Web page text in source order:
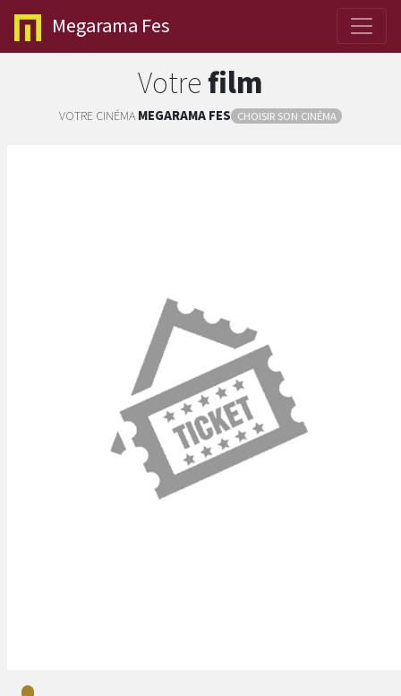
Megarama Fes
Votrefilm
VOTRE CINÉMA MEGARAMAFES CHOISIR SON CINÉMA